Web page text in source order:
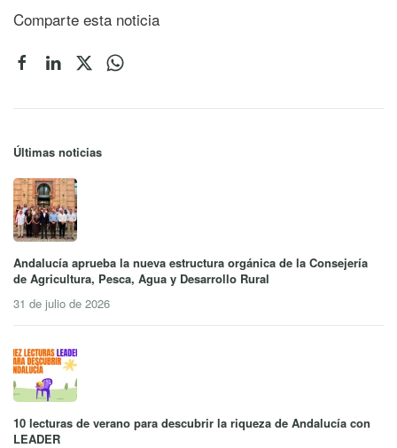
Comparte esta noticia
Últimas noticias
Andalucía aprueba la nueva estructura orgánica de la Consejería
de Agricultura, Pesca, Agua y Desarrollo Rural
31 de julio de 2026
10 lecturas de verano para descubrir la riqueza de Andalucía con
LEADER